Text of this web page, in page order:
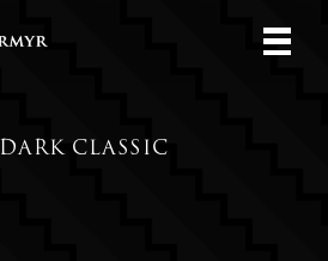
Classic